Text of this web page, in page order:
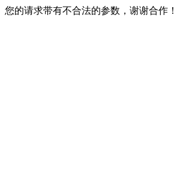
您的请求带有不合法的参数，谢谢合作！